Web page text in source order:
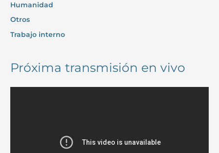
Humanidad
Otros
Trabajo interno
Próxima transmisión en vivo